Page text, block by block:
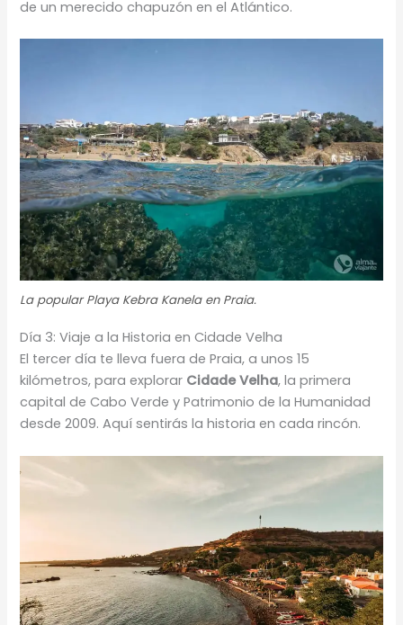
de un merecido chapuzón en el Atlántico.
La popular Playa Kebra Kanela en Praia.
Día 3: Viaje a la Historia en Cidade Velha
El tercer día te lleva fuera de Praia, a unos 15
kilómetros, para explorar Cidade Velha, la primera
capital de Cabo Verde y Patrimonio de la Humanidad
desde 2009. Aquí sentirás la historia en cada rincón.